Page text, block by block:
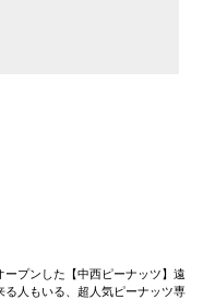
ープンした【中西ピーナッツ】遠
る人もいる、超人気ピーナッツ専